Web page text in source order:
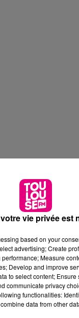
vie privée est
based on your
advertising; Create
Measure
Develop and improve
to select content;
communicate privacy
functionalities:
data from other